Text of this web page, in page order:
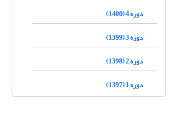
دوره 4 (1400)
دوره 3 (1399)
دوره 2 (1398)
دوره 1 (1397)